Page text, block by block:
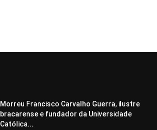
Morreu Francisco Carvalho Guerra, ilustre
bracarense e fundador da Universidade
Católica...